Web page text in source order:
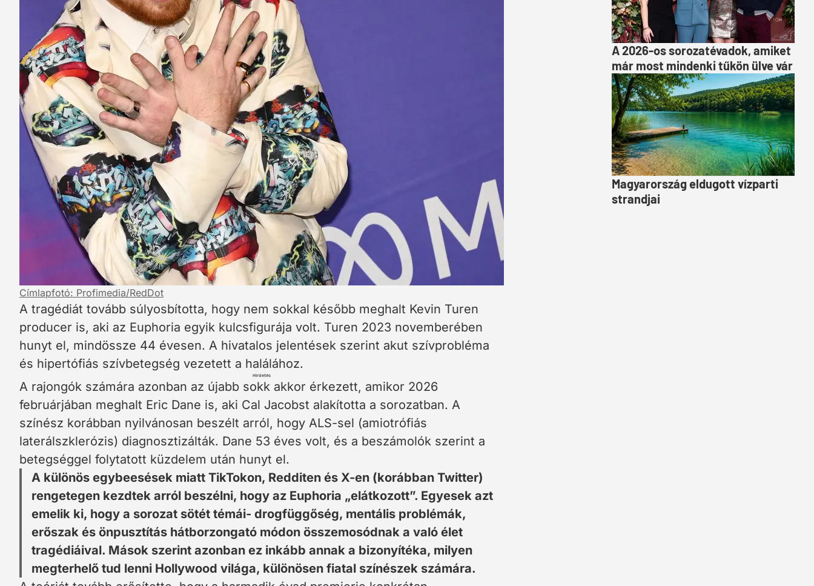
A 2026-os sorozatévadok, amiket
már most mindenki tűkön ülve vár
Magyarország eldugott vízparti
strandjai
Címlapfotó: Profimedia/RedDot
A tragédiát tovább súlyosbította, hogy nem sokkal később meghalt Kevin Turen
producer is, aki az Euphoria egyik kulcsfigurája volt. Turen 2023 novemberében
hunyt el, mindössze 44 évesen. A hivatalos jelentések szerint akut szívprobléma
és hipertófiás szívbetegség vezetett a halálához.
Hirdetés
A rajongók számára azonban az újabb sokk akkor érkezett, amikor 2026
februárjában meghalt Eric Dane is, aki Cal Jacobst alakította a sorozatban. A
színész korábban nyilvánosan beszélt arról, hogy ALS-sel (amiotrófiás
laterálszklerózis) diagnosztizálták. Dane 53 éves volt, és a beszámolók szerint a
betegséggel folytatott küzdelem után hunyt el.
A különös egybeesések miatt TikTokon, Redditen és X-en (korábban Twitter)
rengetegen kezdtek arról beszélni, hogy az Euphoria „elátkozott”. Egyesek azt
emelik ki, hogy a sorozat sötét témái- drogfüggőség, mentális problémák,
erőszak és önpusztítás hátborzongató módon összemosódnak a való élet
tragédiáival. Mások szerint azonban ez inkább annak a bizonyítéka, milyen
megterhelő tud lenni Hollywood világa, különösen fiatal színészek számára.